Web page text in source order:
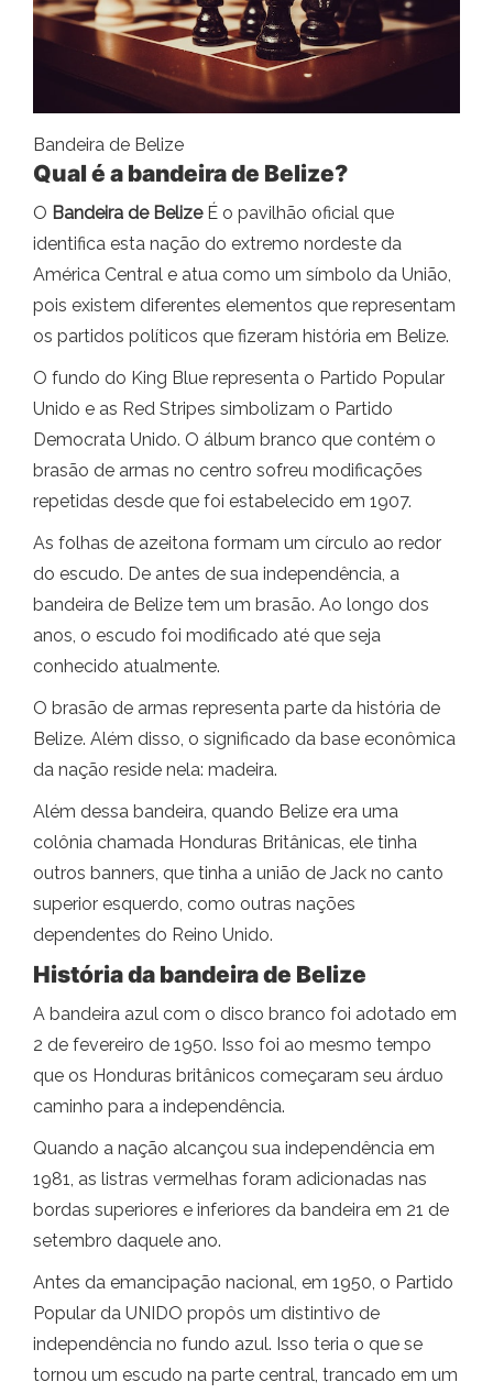
Bandeira de Belize
Qual é a bandeira de Belize?
O Bandeira de BelizeÉ o pavilhão oficial que
identifica esta nação do extremo nordeste da
América Central e atua como um símbolo da União,
pois existem diferentes elementos que representam
os partidos políticos que fizeram história em Belize.
O fundo do King Blue representa o Partido Popular
Unido e as Red Stripes simbolizam o Partido
Democrata Unido. O álbum branco que contém o
brasão de armas no centro sofreu modificações
repetidas desde que foi estabelecido em 1907.
As folhas de azeitona formam um círculo ao redor
do escudo. De antes de sua independência, a
bandeira de Belize tem um brasão. Ao longo dos
anos, o escudo foi modificado até que seja
conhecido atualmente.
O brasão de armas representa parte da história de
Belize. Além disso, o significado da base econômica
da nação reside nela: madeira.
Além dessa bandeira, quando Belize era uma
colônia chamada Honduras Britânicas, ele tinha
outros banners, que tinha a união de Jack no canto
superior esquerdo, como outras nações
dependentes do Reino Unido.
História da bandeira de Belize
A bandeira azul com o disco branco foi adotado em
2 de fevereiro de 1950. Isso foi ao mesmo tempo
que os Honduras britânicos começaram seu árduo
caminho para a independência.
Quando a nação alcançou sua independência em
1981, as listras vermelhas foram adicionadas nas
bordas superiores e inferiores da bandeira em 21 de
setembro daquele ano.
Antes da emancipação nacional, em 1950, o Partido
Popular da UNIDO propôs um distintivo de
independência no fundo azul. Isso teria o que se
tornou um escudo na parte central, trancado em um